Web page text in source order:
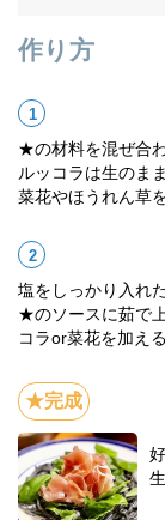
作り方
★の材料を混ぜ合わ
ルッコラは生のま
菜花やほうれん草
塩をしっかり入れ
★のソースに茹で
コラor菜花を加える